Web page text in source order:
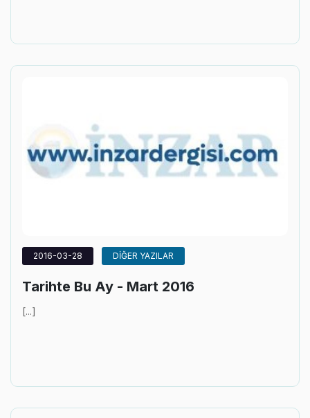
2016-03-28 DİĞER YAZILAR
Tarihte Bu Ay - Mart 2016
[...]